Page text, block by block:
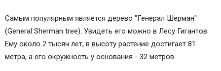
Самым популярным является дерево "Генерал Шерман"
(General Sherman tree). Увидеть его можно в Лесу Гигантов.
Ему около 2 тысяч лет, в высоту растение достигает 81
метра, а его окружность у основания - 32 метров.